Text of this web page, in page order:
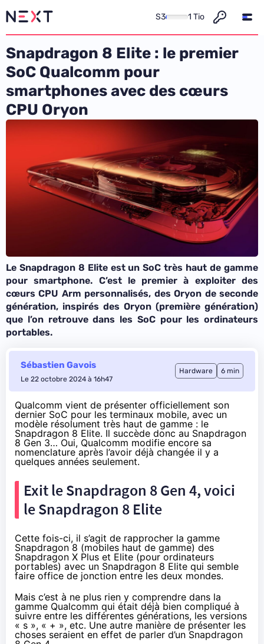
S3 1 Tio
Snapdragon 8 Elite : le premier
SoC Qualcomm pour
smartphones avec des cœurs
CPU Oryon
Le Snapdragon 8 Elite est un SoC très haut de gamme
pour smartphone. C’est le premier à exploiter des
cœurs CPU Arm personnalisés, des Oryon de seconde
génération, inspirés des Oryon (première génération)
que l’on retrouve dans les SoC pour les ordinateurs
portables.
Sébastien Gavois
Le 22 octobre 2024 à 16h47
Hardware 6 min
Qualcomm vient de présenter officiellement son
dernier SoC pour les terminaux mobile, avec un
modèle résolument très haut de gamme : le
Snapdragon 8 Elite. Il succède donc au Snapdragon
8 Gen 3… Oui, Qualcomm modifie encore sa
nomenclature après l’avoir déjà changée il y a
quelques années seulement.
Exit le Snapdragon 8 Gen 4, voici
le Snapdragon 8 Elite
Cette fois-ci, il s’agit de rapprocher la gamme
Snapdragon 8 (mobiles haut de gamme) des
Snapdragon X Plus et Elite (pour ordinateurs
portables) avec un Snapdragon 8 Elite qui semble
faire office de jonction entre les deux mondes.
Mais c’est à ne plus rien y comprendre dans la
gamme Qualcomm qui était déjà bien compliqué à
suivre entre les différentes générations, les versions
« s », « + », etc. Une autre manière de présenter les
choses seraient en effet de parler d’un Snapdragon